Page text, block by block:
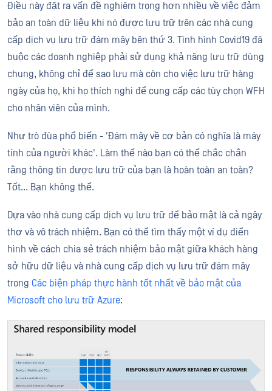
Điều này đặt ra vấn đề nghiêm trọng hơn nhiều về việc đảm
bảo an toàn dữ liệu khi nó được lưu trữ trên các nhà cung
cấp dịch vụ lưu trữ đám mây bên thứ 3. Tình hình Covid19 đã
buộc các doanh nghiệp phải sử dụng khả năng lưu trữ dùng
chung, không chỉ để sao lưu mà còn cho việc lưu trữ hàng
ngày của họ, khi họ thích nghi để cung cấp các tùy chọn WFH
cho nhân viên của mình.
Như trò đùa phổ biến - 'Đám mây về cơ bản có nghĩa là máy
tính của người khác'. Làm thế nào bạn có thể chắc chắn
rằng thông tin được lưu trữ của bạn là hoàn toàn an toàn?
Tốt... Bạn không thể.
Dựa vào nhà cung cấp dịch vụ lưu trữ để bảo mật là cả ngây
thơ và vô trách nhiệm. Bạn có thể tìm thấy một ví dụ điển
hình về cách chia sẻ trách nhiệm bảo mật giữa khách hàng
sở hữu dữ liệu và nhà cung cấp dịch vụ lưu trữ đám mây
trong Các biện pháp thực hành tốt nhất về bảo mật của
Microsoft cho lưu trữ Azure: